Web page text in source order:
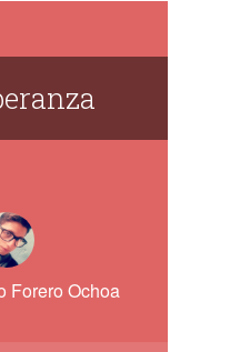
Forero Ochoa